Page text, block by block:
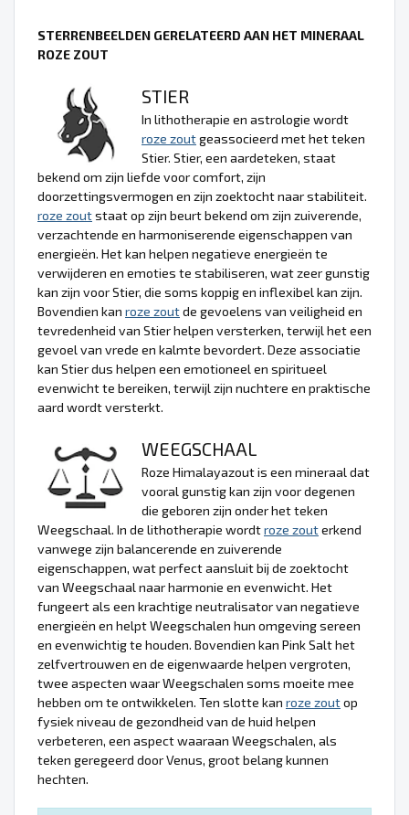
STERRENBEELDEN GERELATEERD AAN HET MINERAAL
ROZE ZOUT
STIER
In lithotherapie en astrologie wordt
roze zoutgeassocieerd met het teken
Stier. Stier, een aardeteken, staat
bekend om zijn liefde voor comfort, zijn
doorzettingsvermogen en zijn zoektocht naar stabiliteit.
roze zoutstaat op zijn beurt bekend om zijn zuiverende,
verzachtende en harmoniserende eigenschappen van
energieën. Het kan helpen negatieve energieën te
verwijderen en emoties te stabiliseren, wat zeer gunstig
kan zijn voor Stier, die soms koppig en inflexibel kan zijn.
Bovendien kan roze zoutde gevoelens van veiligheid en
tevredenheid van Stier helpen versterken, terwijl het een
gevoel van vrede en kalmte bevordert. Deze associatie
kan Stier dus helpen een emotioneel en spiritueel
evenwicht te bereiken, terwijl zijn nuchtere en praktische
aard wordt versterkt.
WEEGSCHAAL
Roze Himalayazout is een mineraal dat
vooral gunstig kan zijn voor degenen
die geboren zijn onder het teken
Weegschaal. In de lithotherapie wordtroze zouterkend
vanwege zijn balancerende en zuiverende
eigenschappen, wat perfect aansluit bij de zoektocht
van Weegschaal naar harmonie en evenwicht. Het
fungeert als een krachtige neutralisator van negatieve
energieën en helpt Weegschalen hun omgeving sereen
en evenwichtig te houden. Bovendien kan Pink Salt het
zelfvertrouwen en de eigenwaarde helpen vergroten,
twee aspecten waar Weegschalen soms moeite mee
hebben om te ontwikkelen. Ten slotte kan roze zoutop
fysiek niveau de gezondheid van de huid helpen
verbeteren, een aspect waaraan Weegschalen, als
teken geregeerd door Venus, groot belang kunnen
hechten.